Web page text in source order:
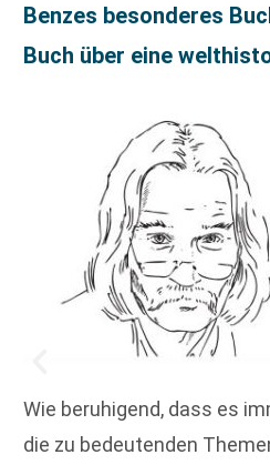
Benzes besonderes
Buch über eine
Wie beruhigend, dass es
die zu bedeutenden